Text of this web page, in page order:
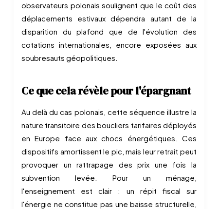
observateurs polonais soulignent que le coût des
déplacements estivaux dépendra autant de la
disparition du plafond que de l'évolution des
cotations internationales, encore exposées aux
soubresauts géopolitiques.
Ce que cela révèle pour l'épargnant
Au delà du cas polonais, cette séquence illustre la
nature transitoire des boucliers tarifaires déployés
en Europe face aux chocs énergétiques. Ces
dispositifs amortissent le pic, mais leur retrait peut
provoquer un rattrapage des prix une fois la
subvention levée. Pour un ménage,
l'enseignement est clair : un répit fiscal sur
l'énergie ne constitue pas une baisse structurelle,